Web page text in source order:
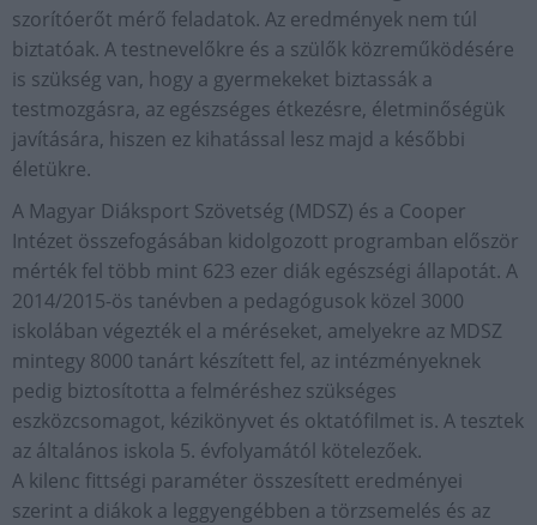
szorítóerőt mérő feladatok. Az eredmények nem túl
biztatóak. A testnevelőkre és a szülők közreműködésére
is szükség van, hogy a gyermekeket biztassák a
testmozgásra, az egészséges étkezésre, életminőségük
javítására, hiszen ez kihatással lesz majd a későbbi
életükre.
A Magyar Diáksport Szövetség (MDSZ) és a Cooper
Intézet összefogásában kidolgozott programban először
mérték fel több mint 623 ezer diák egészségi állapotát. A
2014/2015-ös tanévben a pedagógusok közel 3000
iskolában végezték el a méréseket, amelyekre az MDSZ
mintegy 8000 tanárt készített fel, az intézményeknek
pedig biztosította a felméréshez szükséges
eszközcsomagot, kézikönyvet és oktatófilmet is. A tesztek
az általános iskola 5. évfolyamától kötelezőek.
A kilenc fittségi paraméter összesített eredményei
szerint a diákok a leggyengébben a törzsemelés és az